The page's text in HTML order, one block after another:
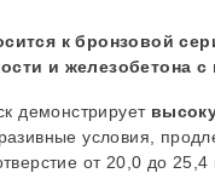
к бронзовой
и железобетона
демонстрирует
условия,
от 20,0 до